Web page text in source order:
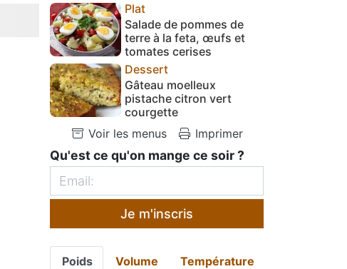
Plat
Salade de pommes de
terre à la feta, œufs et
tomates cerises
Dessert
Gâteau moelleux
pistache citron vert
courgette
Voir les menus
Imprimer
Qu'est ce qu'on mange ce soir ?
Je m'inscris
Poids Volume Température